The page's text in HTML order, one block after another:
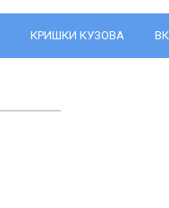
КРИШКИ КУЗОВА